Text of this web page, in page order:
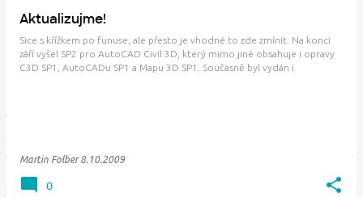
Aktualizujme!
Sice s křížkem po funuse, ale přesto je vhodné to zde zmínit. Na konci
září vyšel SP2 pro AutoCAD Civil 3D, který mimo jiné obsahuje i opravy
C3D SP1, AutoCADu SP1 a Mapu 3D SP1. Současně byl vydán i
Martin Folber 8.10.2009
0